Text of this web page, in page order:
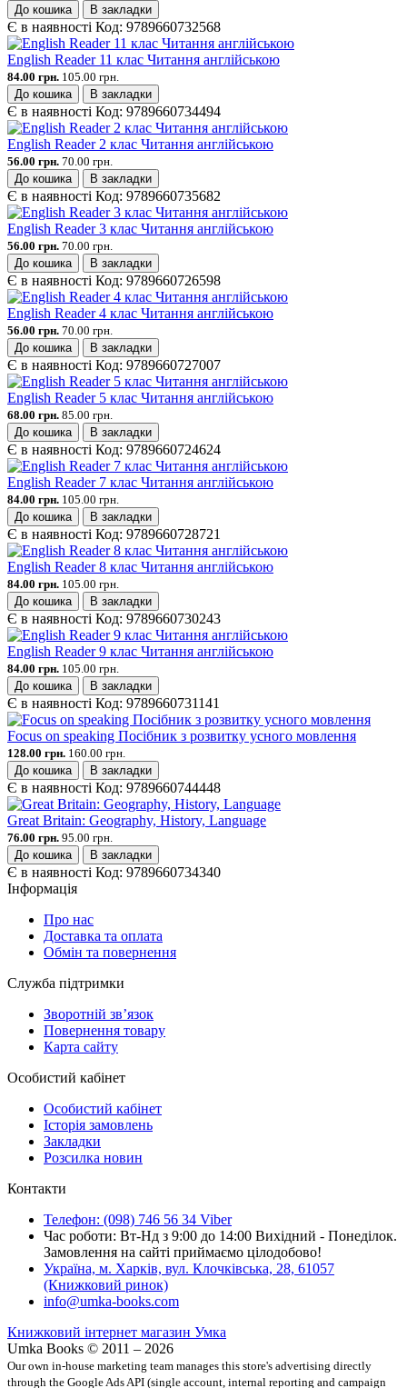
До кошика
В закладки
Є в наявності Код: 9789660732568
English Reader 11 клас Читання англійською
84.00 грн. 105.00 грн.
До кошика
В закладки
Є в наявності Код: 9789660734494
English Reader 2 клас Читання англійською
56.00 грн. 70.00 грн.
До кошика
В закладки
Є в наявності Код: 9789660735682
English Reader 3 клас Читання англійською
56.00 грн. 70.00 грн.
До кошика
В закладки
Є в наявності Код: 9789660726598
English Reader 4 клас Читання англійською
56.00 грн. 70.00 грн.
До кошика
В закладки
Є в наявності Код: 9789660727007
English Reader 5 клас Читання англійською
68.00 грн. 85.00 грн.
До кошика
В закладки
Є в наявності Код: 9789660724624
English Reader 7 клас Читання англійською
84.00 грн. 105.00 грн.
До кошика
В закладки
Є в наявності Код: 9789660728721
English Reader 8 клас Читання англійською
84.00 грн. 105.00 грн.
До кошика
В закладки
Є в наявності Код: 9789660730243
English Reader 9 клас Читання англійською
84.00 грн. 105.00 грн.
До кошика
В закладки
Є в наявності Код: 9789660731141
Focus on speaking Посібник з розвитку усного мовлення
128.00 грн. 160.00 грн.
До кошика
В закладки
Є в наявності Код: 9789660744448
Great Britain: Geography, History, Language
76.00 грн. 95.00 грн.
До кошика
В закладки
Є в наявності Код: 9789660734340
Інформація
Про нас
Доставка та оплата
Обмін та повернення
Служба підтримки
Зворотній зв’язок
Повернення товару
Карта сайту
Особистий кабінет
Особистий кабінет
Історія замовлень
Закладки
Розсилка новин
Контакти
Телефон: (098) 746 56 34 Viber
Час роботи: Вт-Нд з 9:00 до 14:00 Вихідний - Понеділок.
Замовлення на сайті приймаємо цілодобово!
Україна, м. Харків, вул. Клочківська, 28, 61057
(Книжковий ринок)
info@umka-books.com
Книжковий інтернет магазин Умка
Umka Books © 2011 – 2026
Our own in-house marketing team manages this store's advertising directly
through the Google Ads API (single account, internal reporting and campaign